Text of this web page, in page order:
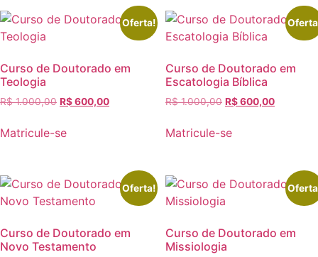
Oferta!
Curso de Doutorado em
Teologia
R$1.000,00 R$600,00
Matricule-se
Curso de Doutorado em
Escatologia Bíblica
R$1.000,00 R$600,00
Matricule-se
Oferta!
Curso de Doutorado em
Novo Testamento
Curso de Doutorado em
Missiologia